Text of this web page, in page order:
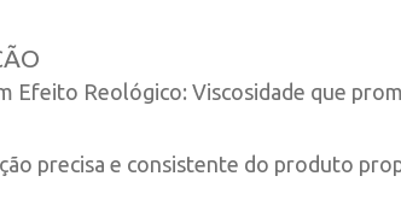
Efeito Reológico: Viscosidade que
precisa e consistente do produto